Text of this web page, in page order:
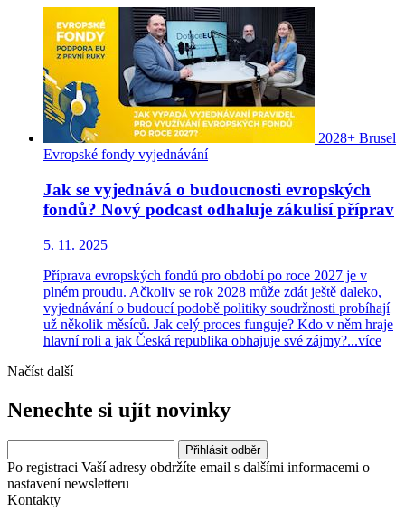
2028+ Brusel
Evropské fondy vyjednávání
Jak se vyjednává o budoucnosti evropských
fondů? Nový podcast odhaluje zákulisí příprav
5. 11. 2025
Příprava evropských fondů pro období po roce 2027 je v
plném proudu. Ačkoliv se rok 2028 může zdát ještě daleko,
vyjednávání o budoucí podobě politiky soudržnosti probíhají
už několik měsíců. Jak celý proces funguje? Kdo v něm hraje
hlavní roli a jak Česká republika obhajuje své zájmy?...více
Načíst další
Nenechte si ujít novinky
Po registraci Vaší adresy obdržíte email s dalšími informacemi o
nastavení newsletteru
Kontakty